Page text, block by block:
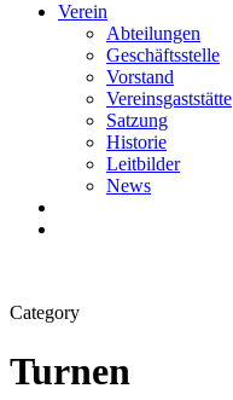
Verein
Abteilungen
Geschäftsstelle
Vorstand
Vereinsgaststätte
Satzung
Historie
Leitbilder
News
Category
Turnen